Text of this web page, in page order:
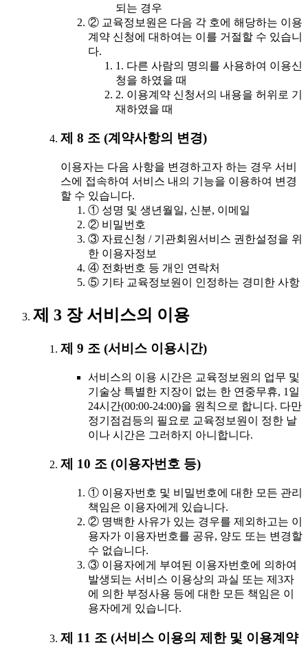
되는 경우
② 교육정보원은 다음 각 호에 해당하는 이용
계약 신청에 대하여는 이를 거절할 수 있습니
다.
1. 다른 사람의 명의를 사용하여 이용신
청을 하였을 때
2. 이용계약 신청서의 내용을 허위로 기
재하였을 때
제 8 조 (계약사항의 변경)
이용자는 다음 사항을 변경하고자 하는 경우 서비
스에 접속하여 서비스 내의 기능을 이용하여 변경
할 수 있습니다.
① 성명 및 생년월일, 신분, 이메일
② 비밀번호
③ 자료신청 / 기관회원서비스 권한설정을 위
한 이용자정보
④ 전화번호 등 개인 연락처
⑤ 기타 교육정보원이 인정하는 경미한 사항
제 3 장 서비스의 이용
제 9 조 (서비스 이용시간)
서비스의 이용 시간은 교육정보원의 업무 및
기술상 특별한 지장이 없는 한 연중무휴, 1일
24시간(00:00-24:00)을 원칙으로 합니다. 다만
정기점검등의 필요로 교육정보원이 정한 날
이나 시간은 그러하지 아니합니다.
제 10 조 (이용자번호 등)
① 이용자번호 및 비밀번호에 대한 모든 관리
책임은 이용자에게 있습니다.
② 명백한 사유가 있는 경우를 제외하고는 이
용자가 이용자번호를 공유, 양도 또는 변경할
수 없습니다.
③ 이용자에게 부여된 이용자번호에 의하여
발생되는 서비스 이용상의 과실 또는 제3자
에 의한 부정사용 등에 대한 모든 책임은 이
용자에게 있습니다.
제 11 조 (서비스 이용의 제한 및 이용계약